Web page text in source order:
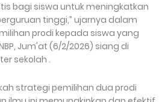
bagi siswa untuk meningkatkan
tinggi,” ujarnya dalam
prodi kepada siswa yang
Jum'at (6/2/2026) siang di
sekolah .
strategi pemilihan dua prodi